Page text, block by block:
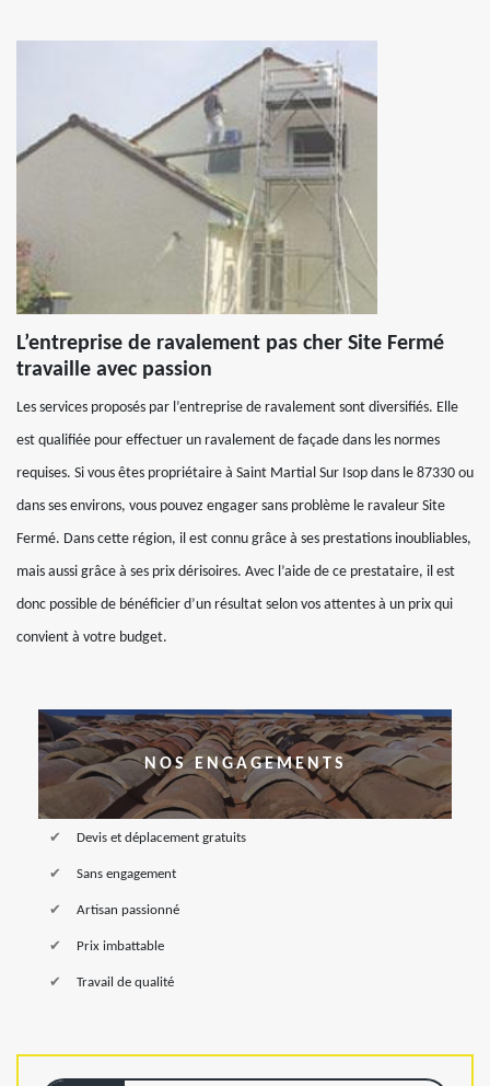
L’entreprise de ravalement pas cher Site Fermé
travaille avec passion
Les services proposés par l’entreprise de ravalement sont diversifiés. Elle
est qualifiée pour effectuer un ravalement de façade dans les normes
requises. Si vous êtes propriétaire à Saint Martial Sur Isop dans le 87330 ou
dans ses environs, vous pouvez engager sans problème le ravaleur Site
Fermé. Dans cette région, il est connu grâce à ses prestations inoubliables,
mais aussi grâce à ses prix dérisoires. Avec l’aide de ce prestataire, il est
donc possible de bénéficier d’un résultat selon vos attentes à un prix qui
convient à votre budget.
NOS ENGAGEMENTS
Devis et déplacement gratuits
Sans engagement
Artisan passionné
Prix imbattable
Travail de qualité